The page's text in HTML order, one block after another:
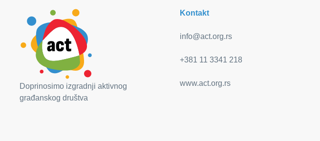
Doprinosimo izgradnji aktivnog
građanskog društva
Kontakt
info@act.org.rs
+381 11 3341 218
www.act.org.rs